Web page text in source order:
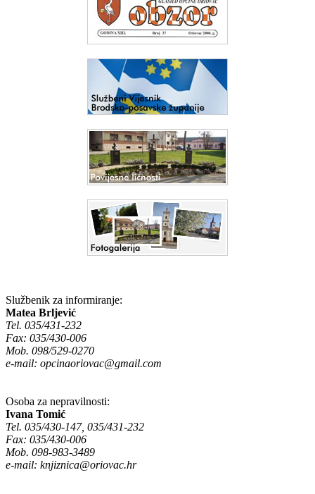
Službenik za informiranje:
Matea Brljević
Tel. 035/431-232
Fax: 035/430-006
Mob. 098/529-0270
e-mail: opcinaoriovac@gmail.com
Osoba za nepravilnosti:
Ivana Tomić
Tel. 035/430-147, 035/431-232
Fax: 035/430-006
Mob. 098-983-3489
e-mail: knjiznica@oriovac.hr